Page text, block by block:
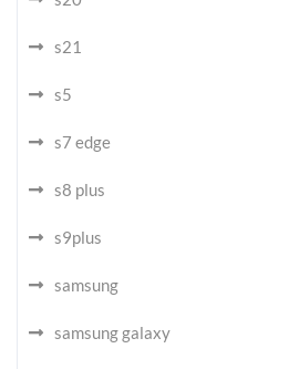
s21
s5
s7 edge
s8 plus
s9plus
samsung
samsung galaxy